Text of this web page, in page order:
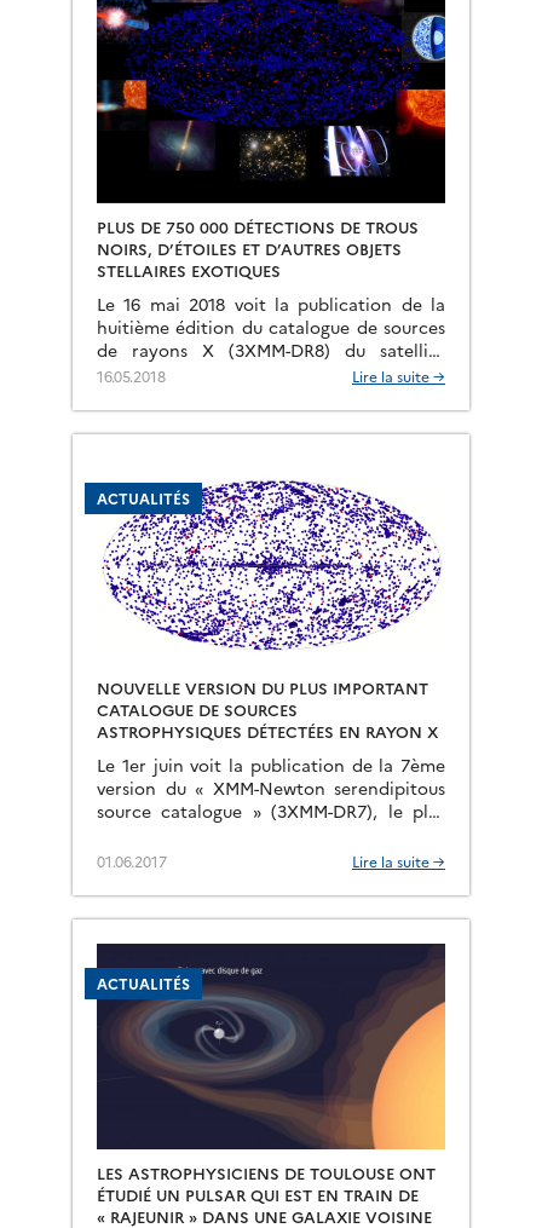
PLUS DE 750 000 DÉTECTIONS DE TROUS
NOIRS, D’ÉTOILES ET D’AUTRES OBJETS
STELLAIRES EXOTIQUES
Le 16 mai 2018 voit la publication de la
huitième édition du catalogue de sources
de rayons X (3XMM-DR8) du satellite
XMM-Newton, le plus grand catalogue issu
16.05.2018 Lire la suite →
ACTUALITÉS
NOUVELLE VERSION DU PLUS IMPORTANT
CATALOGUE DE SOURCES
ASTROPHYSIQUES DÉTECTÉES EN RAYON X
Le 1er juin voit la publication de la 7ème
version du « XMM-Newton serendipitous
source catalogue » (3XMM-DR7), le plus
X jamais créé. Cette nouvelle version
01.06.2017 Lire la suite →
ACTUALITÉS
LES ASTROPHYSICIENS DE TOULOUSE ONT
ÉTUDIÉ UN PULSAR QUI EST EN TRAIN DE
« RAJEUNIR » DANS UNE GALAXIE VOISINE